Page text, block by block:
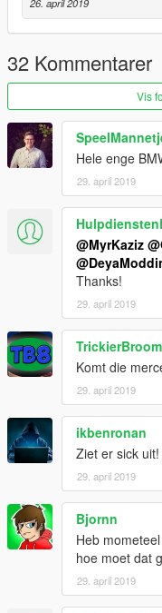
26. april 2019
32 Kommentarer
Vis
Hele enge
29. april 2019
@MyrKaziz
Thanks!
29. april 2019
Komt die
29. april 2019
ikbenronan
Ziet er sick
29. april 2019
Bjornn
Heb
hoe moet dat
29. april 2019